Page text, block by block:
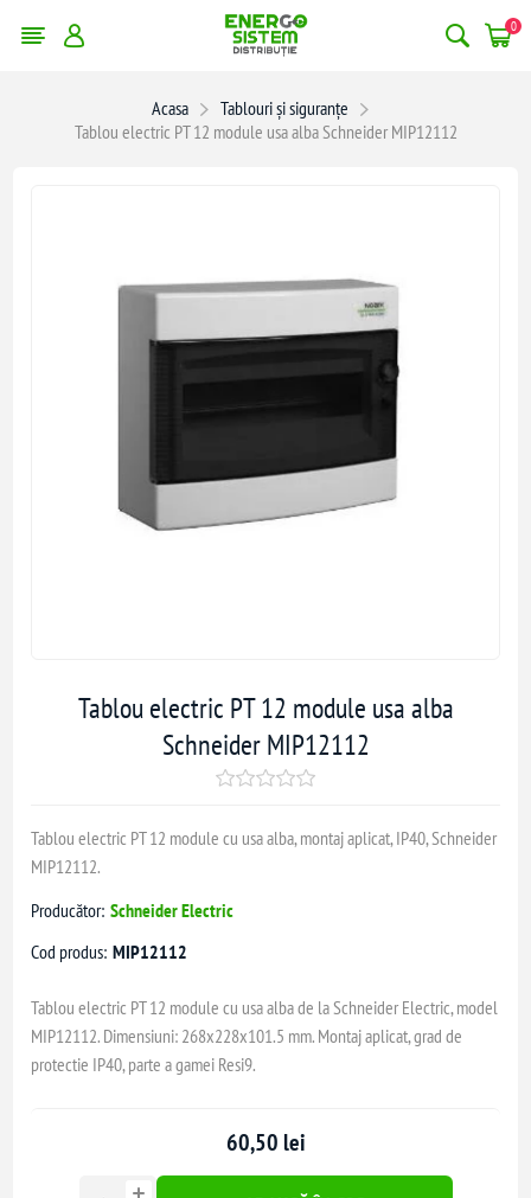
0
Acasa
Tablouri și siguranțe
Tablou electric PT 12 module usa alba Schneider MIP12112
Tablou electric PT 12 module usa alba
Schneider MIP12112
Tablou electric PT 12 module cu usa alba, montaj aplicat, IP40, Schneider
MIP12112.
Producător: Schneider Electric
Cod produs: MIP12112
Tablou electric PT 12 module cu usa alba de la Schneider Electric, model
MIP12112. Dimensiuni: 268x228x101.5 mm. Montaj aplicat, grad de
protectie IP40, parte a gamei Resi9.
60,50 lei